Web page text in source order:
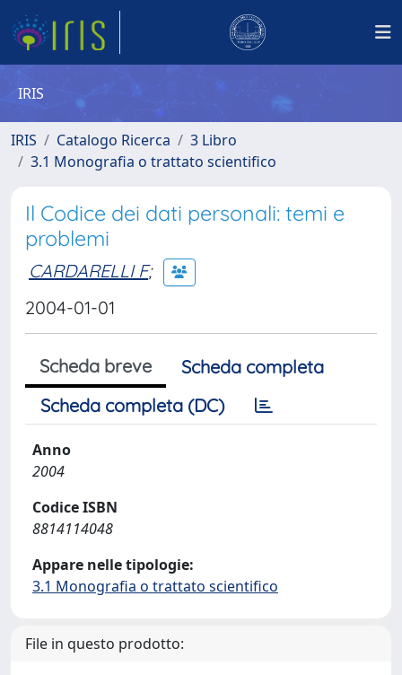
IRIS
IRIS Catalogo Ricerca
3 Libro
3.1 Monografia o trattato scientifico
Il Codice dei dati personali: temi e
problemi
CARDARELLI F;
2004-01-01
Scheda breve
Scheda completa
Scheda completa (DC)
Anno
2004
Codice ISBN
8814114048
Appare nelle tipologie:
3.1 Monografia o trattato scientifico
File in questo prodotto: